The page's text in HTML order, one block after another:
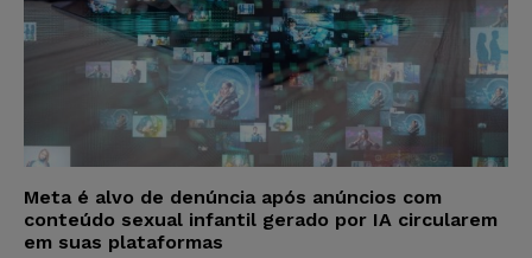
Meta é alvo de denúncia após anúncios com
conteúdo sexual infantil gerado por IA circularem
em suas plataformas